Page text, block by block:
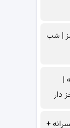
| شب
|
دار
+